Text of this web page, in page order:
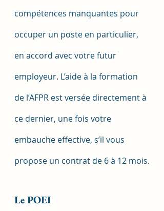
compétences manquantes pour
occuper un poste en particulier,
en accord avec votre futur
employeur. L’aide à la formation
de l’AFPR est versée directement à
ce dernier, une fois votre
embauche effective, s’il vous
propose un contrat de 6 à 12 mois.
Le POEI